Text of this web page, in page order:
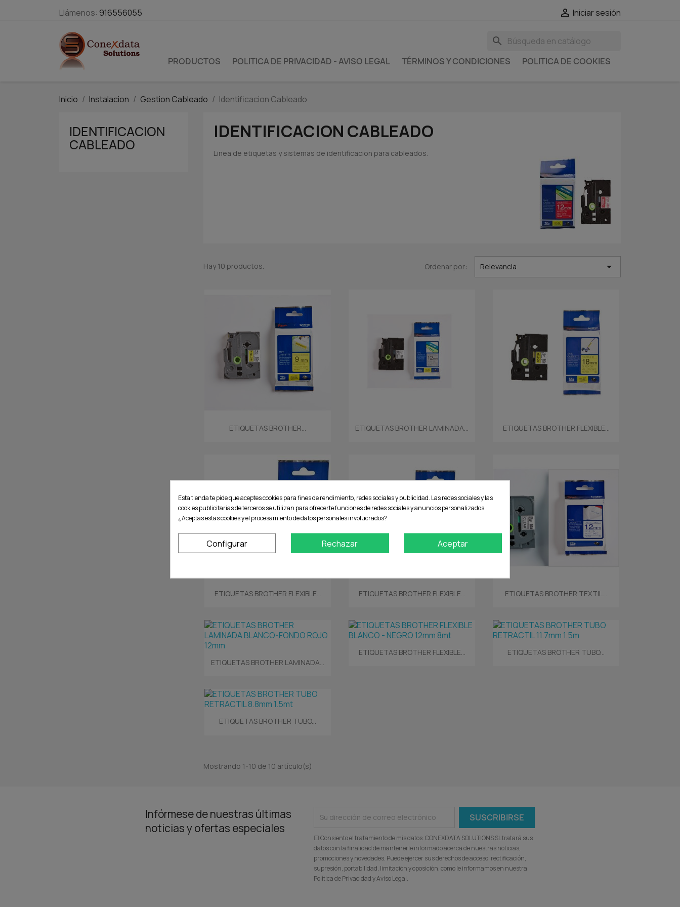
Llámenos: 916556055  Iniciar sesión
search
PRODUCTOS POLITICA DE PRIVACIDAD - AVISO LEGAL TÉRMINOS Y CONDICIONES POLITICA DE COOKIES
Inicio Instalacion Gestion Cableado Identificacion Cableado
IDENTIFICACION
CABLEADO
IDENTIFICACION CABLEADO
Linea de etiquetas y sistemas de identificacion para cableados.
Hay 10 productos. Ordenar por: Relevancia 
Vista rápida
ETIQUETAS BROTHER... Vista rápida
ETIQUETAS BROTHER LAMINADA... Vista rápida
ETIQUETAS BROTHER FLEXIBLE...
Vista rápida
ETIQUETAS BROTHER FLEXIBLE... Vista rápida
ETIQUETAS BROTHER FLEXIBLE... Vista rápida
ETIQUETAS BROTHER TEXTIL...
Vista rápida
ETIQUETAS BROTHER LAMINADA...
Vista rápida
ETIQUETAS BROTHER FLEXIBLE... Vista rápida
ETIQUETAS BROTHER TUBO...
Vista rápida
ETIQUETAS BROTHER TUBO...
Mostrando 1-10 de 10 artículo(s)
Infórmese de nuestras últimas
noticias y ofertas especiales
☐ Consiento el tratamiento de mis datos. CONEXDATA SOLUTIONS SL tratará sus
datos con la finalidad de mantenerle informado acerca de nuestras noticias,
promociones y novedades. Puede ejercer sus derechos de acceso, rectificación,
supresión, portabilidad, limitación y oposición, como le informamos en nuestra
Política de Privacidad y Aviso Legal.
Esta tienda te pide que aceptes cookies para fines de rendimiento, redes sociales y publicidad. Las redes sociales y las
cookies publicitarias de terceros se utilizan para ofrecerte funciones de redes sociales y anuncios personalizados.
¿Aceptas estas cookies y el procesamiento de datos personales involucrados?
Configurar Rechazar Aceptar